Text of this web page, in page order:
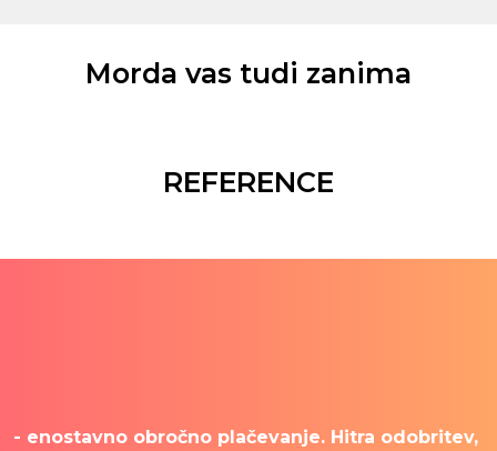
Morda vas tudi zanima
REFERENCE
- enostavno obročno plačevanje. Hitra odobritev,